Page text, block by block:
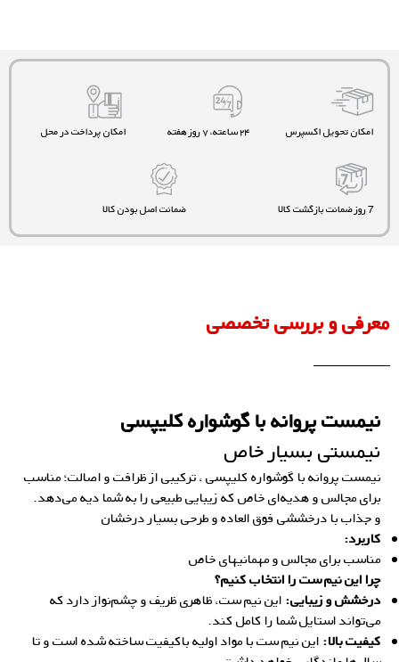
امکان تحویل اکسپرس ۲۴ ساعته، ۷ روز هفته امکان پرداخت در محل
7 روز ضمانت بازگشت کالا ضمانت اصل بودن کالا
معرفی و بررسی تخصصی
نیمست پروانه با گوشواره کلیپسی
نیمستی بسیار خاص
نیمست پروانه با گوشواره کلیپسی ، ترکیبی از ظرافت و اصالت؛ مناسب
برای مجالس و هدیه‌ای خاص که زیبایی طبیعی را به شما دیه می‌دهد.
و جذاب با درخششی فوق العاده و طرحی بسیار درخشان
کاربرد:
مناسب برای مجالس و مهمانیهای خاص
چرا این نیم ست را انتخاب کنیم؟
درخشش و زیبایی: این نیم ست، ظاهری ظریف و چشم‌نواز دارد که
می‌تواند استایل شما را کامل کند.
کیفیت بالا: این نیم ست با مواد اولیه باکیفیت ساخته شده است و تا